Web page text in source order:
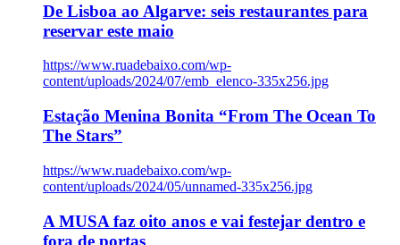
De Lisboa ao Algarve: seis restaurantes para
reservar este maio
https://www.ruadebaixo.com/wp-
content/uploads/2024/07/emb_elenco-335x256.jpg
Estação Menina Bonita “From The Ocean To
The Stars”
https://www.ruadebaixo.com/wp-
content/uploads/2024/05/unnamed-335x256.jpg
A MUSA faz oito anos e vai festejar dentro e
fora de portas